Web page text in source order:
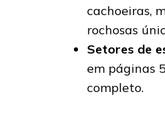
cachoeiras,
rochosas
Setores de
em páginas
completo.